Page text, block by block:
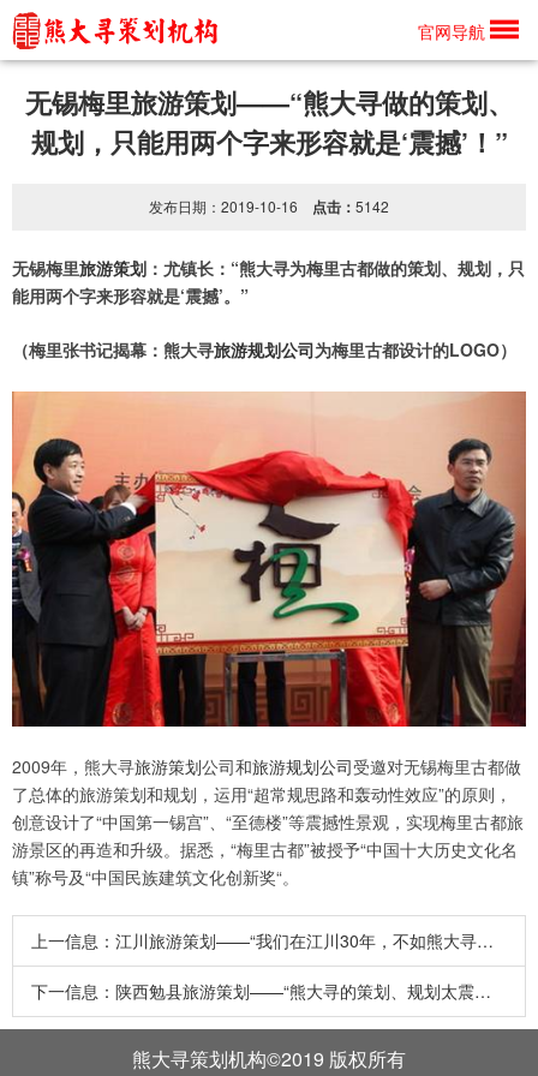
官网导航
信息详情
无锡梅里旅游策划——“熊大寻做的策划、
规划，只能用两个字来形容就是‘震撼’！”
发布日期：2019-10-16 点击： 5142
无锡梅里旅游策划 ：尤镇长：“熊大寻为梅里古都做的策划、规划，只
能用两个字来形容就是‘震撼’。”
（梅里张书记揭幕：熊大寻旅游规划公司为梅里古都设计的LOGO）
2009年，熊大寻旅游策划公司和旅游规划公司受邀对无锡梅里古都做
了总体的旅游策划和规划，运用“超常规思路和轰动性效应”的原则，
创意设计了“中国第一锡宫”、“至德楼”等震撼性景观，实现梅里古都旅
游景区的再造和升级。据悉，“梅里古都”被授予“中国十大历史文化名
镇”称号及“中国民族建筑文化创新奖“。
上一信息： 江川旅游策划——“我们在江川30年，不如熊大寻来3天！”
下一信息： 陕西勉县旅游策划——“熊大寻的策划、规划太震撼了！”
熊大寻策划机构©2019 版权所有